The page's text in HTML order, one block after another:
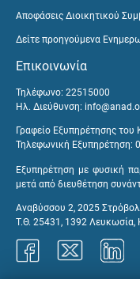
Αποφάσεις Διοικητικού
Δείτε προηγούμενα
Επικοινωνία
Τηλέφωνο: 22515000
Ηλ. Διεύθυνση:
Γραφείο Εξυπηρέτησης του
Τηλεφωνική Εξυπηρέτηση:
Εξυπηρέτηση με φυσική
μετά από διευθέτηση
Αναβύσσου 2, 2025
Τ.Θ. 25431, 1392 Λευκωσία,